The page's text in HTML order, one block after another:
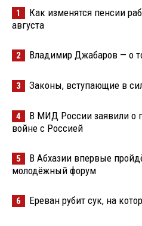
1
Как изменятся пенсии
августа
2 Владимир Джабаров — о
3 Законы, вступающие в
4
В МИД России заявили о
войне с Россией
5
В Абхазии впервые
молодёжный форум
6 Ереван рубит сук, на